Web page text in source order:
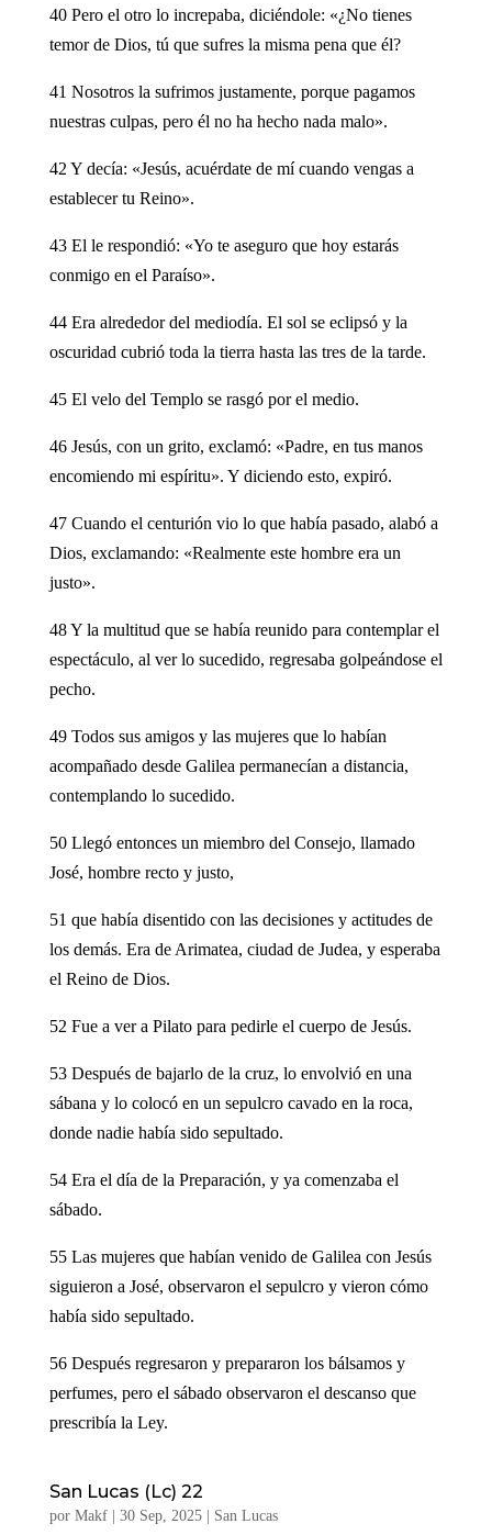
40 Pero el otro lo increpaba, diciéndole: «¿No tienes
temor de Dios, tú que sufres la misma pena que él?
41 Nosotros la sufrimos justamente, porque pagamos
nuestras culpas, pero él no ha hecho nada malo».
42 Y decía: «Jesús, acuérdate de mí cuando vengas a
establecer tu Reino».
43 El le respondió: «Yo te aseguro que hoy estarás
conmigo en el Paraíso».
44 Era alrededor del mediodía. El sol se eclipsó y la
oscuridad cubrió toda la tierra hasta las tres de la tarde.
45 El velo del Templo se rasgó por el medio.
46 Jesús, con un grito, exclamó: «Padre, en tus manos
encomiendo mi espíritu». Y diciendo esto, expiró.
47 Cuando el centurión vio lo que había pasado, alabó a
Dios, exclamando: «Realmente este hombre era un
justo».
48 Y la multitud que se había reunido para contemplar el
espectáculo, al ver lo sucedido, regresaba golpeándose el
pecho.
49 Todos sus amigos y las mujeres que lo habían
acompañado desde Galilea permanecían a distancia,
contemplando lo sucedido.
50 Llegó entonces un miembro del Consejo, llamado
José, hombre recto y justo,
51 que había disentido con las decisiones y actitudes de
los demás. Era de Arimatea, ciudad de Judea, y esperaba
el Reino de Dios.
52 Fue a ver a Pilato para pedirle el cuerpo de Jesús.
53 Después de bajarlo de la cruz, lo envolvió en una
sábana y lo colocó en un sepulcro cavado en la roca,
donde nadie había sido sepultado.
54 Era el día de la Preparación, y ya comenzaba el
sábado.
55 Las mujeres que habían venido de Galilea con Jesús
siguieron a José, observaron el sepulcro y vieron cómo
había sido sepultado.
56 Después regresaron y prepararon los bálsamos y
perfumes, pero el sábado observaron el descanso que
prescribía la Ley.
San Lucas (Lc) 22
por Makf| 30 Sep, 2025| San Lucas